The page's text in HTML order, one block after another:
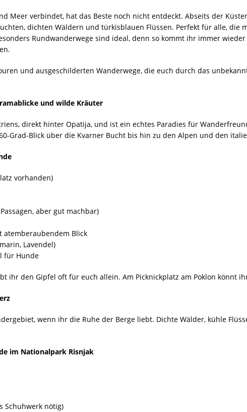
Meer verbindet, hat das Beste noch nicht entdeckt. Abseits der
dichten Wäldern und türkisblauen Flüssen. Perfekt für alle, die
Rundwanderwege sind ideal, denn so kommt ihr immer
und ausgeschilderten Wanderwege, die euch durch das
und wilde Kräuter
direkt hinter Opatija, und ist ein echtes Paradies für
Grad-Blick über die Kvarner Bucht bis hin zu den Alpen und den
vorhanden)
aber gut machbar)
atemberaubendem Blick
Lavendel)
für Hunde
ihr den Gipfel oft für euch allein. Am Picknickplatz am Poklon könnt
wenn ihr die Ruhe der Berge liebt. Dichte Wälder, kühle
im Nationalpark Risnjak
Schuhwerk nötig)